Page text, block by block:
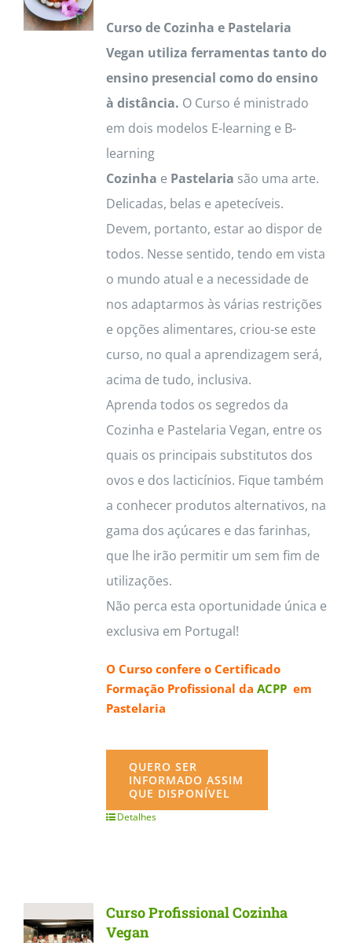
Curso de Cozinha e Pastelaria
Vegan utiliza ferramentas tanto do
ensino presencial como do ensino
à distância. O Curso é ministrado
em dois modelos E-learning e B-
learning
Cozinha e Pastelaria são uma arte.
Delicadas, belas e apetecíveis.
Devem, portanto, estar ao dispor de
todos. Nesse sentido, tendo em vista
o mundo atual e a necessidade de
nos adaptarmos às várias restrições
e opções alimentares, criou-se este
curso, no qual a aprendizagem será,
acima de tudo, inclusiva.
Aprenda todos os segredos da
Cozinha e Pastelaria Vegan, entre os
quais os principais substitutos dos
ovos e dos lacticínios. Fique também
a conhecer produtos alternativos, na
gama dos açúcares e das farinhas,
que lhe irão permitir um sem fim de
utilizações.
Não perca esta oportunidade única e
exclusiva em Portugal!
O Curso confere o Certificado
Formação Profissional da ACPPem
Pastelaria
QUERO SER
INFORMADO ASSIM
QUE DISPONÍVEL
Detalhes
Curso Profissional Cozinha
Vegan